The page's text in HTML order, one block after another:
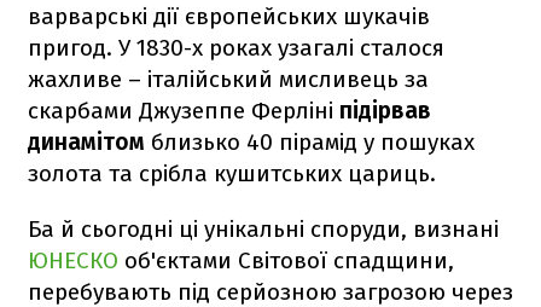
варварські дії європейських шукачів
пригод. У 1830-х роках узагалі сталося
жахливе – італійський мисливець за
скарбами Джузеппе Ферліні підірвав
динамітом близько 40 пірамід у пошуках
золота та срібла кушитських цариць.
Ба й сьогодні ці унікальні споруди, визнані
ЮНЕСКО об'єктами Світової спадщини,
перебувають під серйозною загрозою через